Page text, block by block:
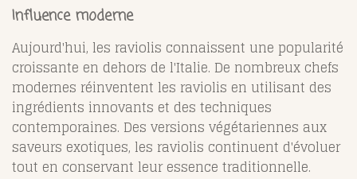
Influence moderne
Aujourd'hui, les raviolis connaissent une popularité
croissante en dehors de l'Italie. De nombreux chefs
modernes réinventent les raviolis en utilisant des
ingrédients innovants et des techniques
contemporaines. Des versions végétariennes aux
saveurs exotiques, les raviolis continuent d'évoluer
tout en conservant leur essence traditionnelle.